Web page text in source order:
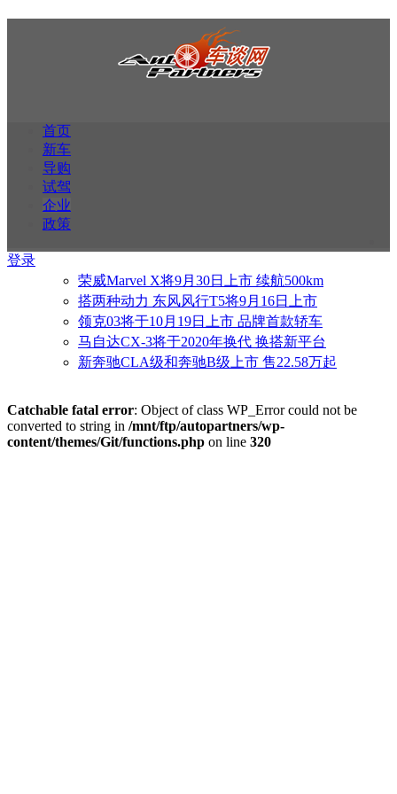
首页
新车
导购
试驾
企业
政策
登录
荣威Marvel X将9月30日上市 续航500km
搭两种动力 东风风行T5将9月16日上市
领克03将于10月19日上市 品牌首款轿车
马自达CX-3将于2020年换代 换搭新平台
新奔驰CLA级和奔驰B级上市 售22.58万起
Catchable fatal error: Object of class WP_Error could not be
converted to string in /mnt/ftp/autopartners/wp-
content/themes/Git/functions.php on line 320